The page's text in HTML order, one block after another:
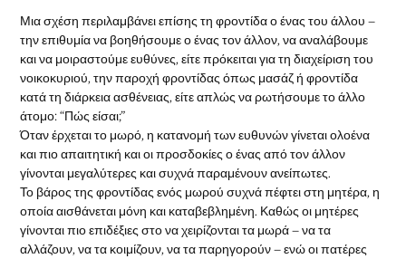
Μια σχέση περιλαμβάνει επίσης τη φροντίδα ο ένας του άλλου –
την επιθυμία να βοηθήσουμε ο ένας τον άλλον, να αναλάβουμε
και να μοιραστούμε ευθύνες, είτε πρόκειται για τη διαχείριση του
νοικοκυριού, την παροχή φροντίδας όπως μασάζ ή φροντίδα
κατά τη διάρκεια ασθένειας, είτε απλώς να ρωτήσουμε το άλλο
άτομο: “Πώς είσαι;”
Όταν έρχεται το μωρό, η κατανομή των ευθυνών γίνεται ολοένα
και πιο απαιτητική και οι προσδοκίες ο ένας από τον άλλον
γίνονται μεγαλύτερες και συχνά παραμένουν ανείπωτες.
Το βάρος της φροντίδας ενός μωρού συχνά πέφτει στη μητέρα, η
οποία αισθάνεται μόνη και καταβεβλημένη. Καθώς οι μητέρες
γίνονται πιο επιδέξιες στο να χειρίζονται τα μωρά – να τα
αλλάζουν, να τα κοιμίζουν, να τα παρηγορούν – ενώ οι πατέρες